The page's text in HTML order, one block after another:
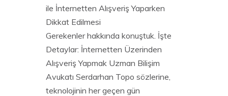
ile İnternetten Alışveriş Yaparken
Dikkat Edilmesi
Gerekenler hakkında konuştuk. İşte
Detaylar: İnternetten Üzerinden
Alışveriş Yapmak Uzman Bilişim
Avukatı Serdarhan Topo sözlerine,
teknolojinin her geçen gün